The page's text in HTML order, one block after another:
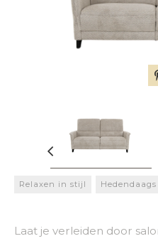
Relaxen in stijl
Laat je verleiden door